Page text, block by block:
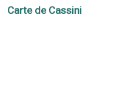
Carte de Cassini